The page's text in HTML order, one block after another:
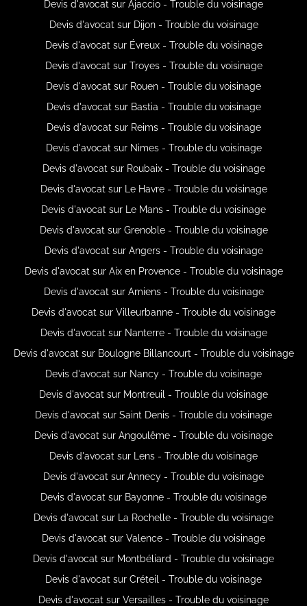
Devis d'avocat sur Ajaccio - Trouble du voisinage
Devis d'avocat sur Dijon - Trouble du voisinage
Devis d'avocat sur Évreux - Trouble du voisinage
Devis d'avocat sur Troyes - Trouble du voisinage
Devis d'avocat sur Rouen - Trouble du voisinage
Devis d'avocat sur Bastia - Trouble du voisinage
Devis d'avocat sur Reims - Trouble du voisinage
Devis d'avocat sur Nimes - Trouble du voisinage
Devis d'avocat sur Roubaix - Trouble du voisinage
Devis d'avocat sur Le Havre - Trouble du voisinage
Devis d'avocat sur Le Mans - Trouble du voisinage
Devis d'avocat sur Grenoble - Trouble du voisinage
Devis d'avocat sur Angers - Trouble du voisinage
Devis d'avocat sur Aix en Provence - Trouble du voisinage
Devis d'avocat sur Amiens - Trouble du voisinage
Devis d'avocat sur Villeurbanne - Trouble du voisinage
Devis d'avocat sur Nanterre - Trouble du voisinage
Devis d'avocat sur Boulogne Billancourt - Trouble du voisinage
Devis d'avocat sur Nancy - Trouble du voisinage
Devis d'avocat sur Montreuil - Trouble du voisinage
Devis d'avocat sur Saint Denis - Trouble du voisinage
Devis d'avocat sur Angoulême - Trouble du voisinage
Devis d'avocat sur Lens - Trouble du voisinage
Devis d'avocat sur Annecy - Trouble du voisinage
Devis d'avocat sur Bayonne - Trouble du voisinage
Devis d'avocat sur La Rochelle - Trouble du voisinage
Devis d'avocat sur Valence - Trouble du voisinage
Devis d'avocat sur Montbéliard - Trouble du voisinage
Devis d'avocat sur Créteil - Trouble du voisinage
Devis d'avocat sur Versailles - Trouble du voisinage